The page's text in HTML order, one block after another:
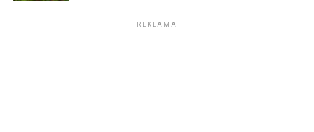
REKLAMA